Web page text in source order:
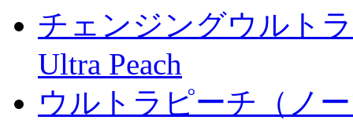
チェンジングウルト
Ultra Peach
ウルトラピーチ（ノ